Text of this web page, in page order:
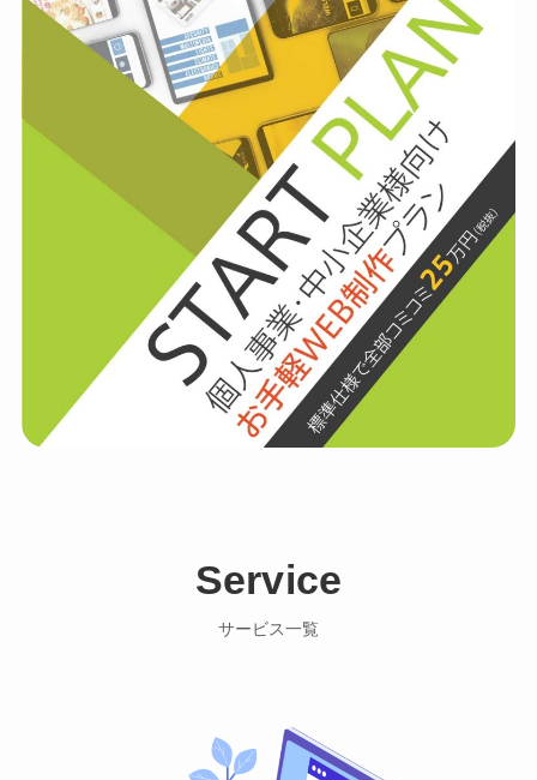
Service
サービス一覧